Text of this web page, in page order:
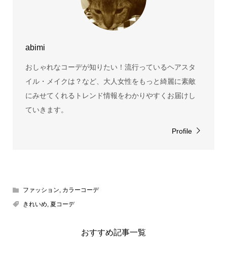
abimi
おしゃれなコーデが知りたい！流行っているヘアスタ
イル・メイクは？など、大人女性をもっと綺麗に素敵
にみせてくれるトレンド情報をわかりやすくお届けし
ていきます。
Profile
ファッション カラーコーデ
きれいめ 夏コーデ
おすすめ記事一覧